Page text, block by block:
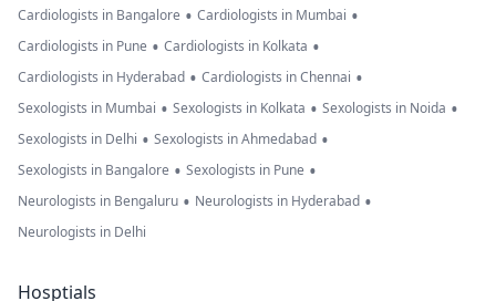
Cardiologists in Bangalore • Cardiologists in Mumbai •
Cardiologists in Pune • Cardiologists in Kolkata •
Cardiologists in Hyderabad • Cardiologists in Chennai •
Sexologists in Mumbai • Sexologists in Kolkata • Sexologists in Noida •
Sexologists in Delhi • Sexologists in Ahmedabad •
Sexologists in Bangalore • Sexologists in Pune •
Neurologists in Bengaluru • Neurologists in Hyderabad •
Neurologists in Delhi
Hosptials